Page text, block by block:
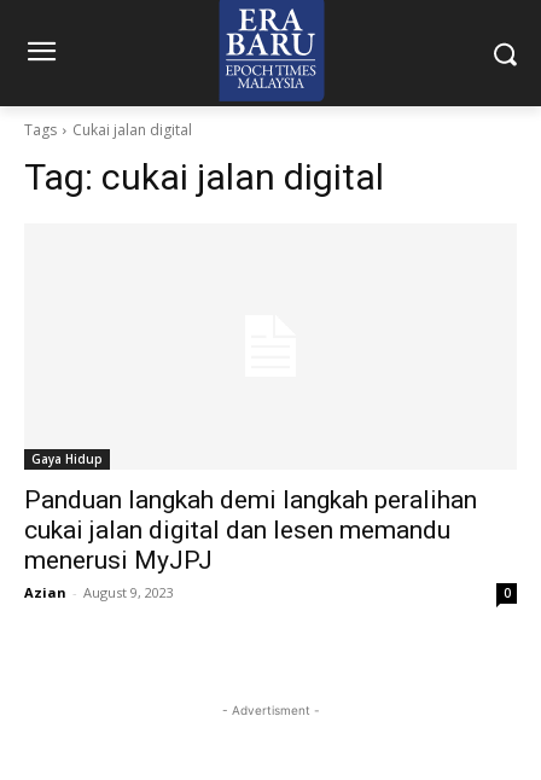
Tags Cukai jalan digital
Tag: cukai jalan digital
Gaya Hidup
Panduan langkah demi langkah peralihan
cukai jalan digital dan lesen memandu
menerusi MyJPJ
Azian - August 9, 2023 0
- Advertisment -